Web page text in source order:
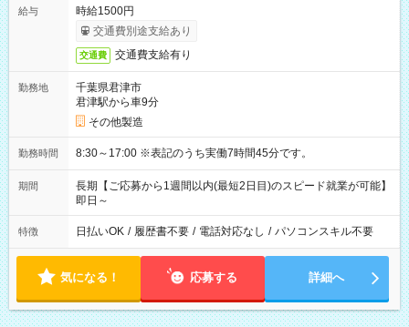
給与
時給1500円
交通費別途支給あり
交通費 交通費支給有り
勤務地
千葉県君津市
君津駅から車9分
その他製造
勤務時間 8:30～17:00 ※表記のうち実働7時間45分です。
期間
長期【ご応募から1週間以内(最短2日目)のスピード就業が可能】
即日～
特徴 日払いOK / 履歴書不要 / 電話対応なし / パソコンスキル不要
気になる！ 応募する 詳細へ